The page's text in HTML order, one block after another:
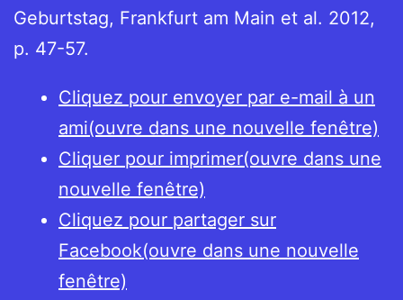
Geburtstag, Frankfurt am Main et al. 2012,
p. 47-57.
Cliquez pour envoyer par e-mail à un
ami(ouvre dans une nouvelle fenêtre)
Cliquer pour imprimer(ouvre dans une
nouvelle fenêtre)
Cliquez pour partager sur
Facebook(ouvre dans une nouvelle
fenêtre)